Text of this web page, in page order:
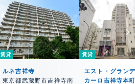
賃貸
ルネ吉祥寺
東京都武蔵野市吉祥寺南
賃貸
エスト・グラン
カーロ吉祥寺本